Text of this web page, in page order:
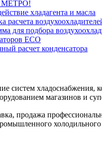
МЕТРО!
хладагента и масла
расчета
для подбора
ECO
расчет конденсатора
систем хладоснабжения,
магазинов и
продажа
холодильного